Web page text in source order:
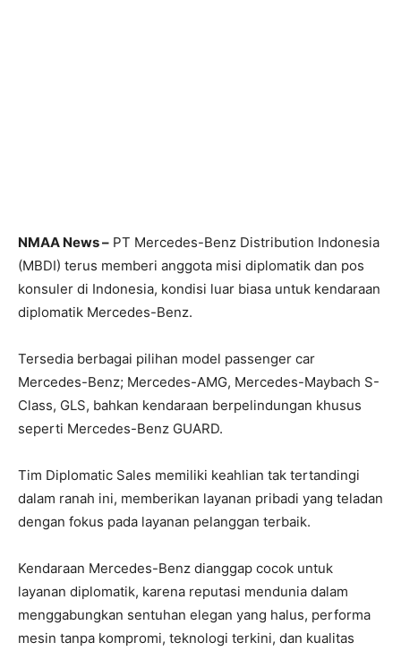
NMAA News – PT Mercedes-Benz Distribution Indonesia
(MBDI) terus memberi anggota misi diplomatik dan pos
konsuler di Indonesia, kondisi luar biasa untuk kendaraan
diplomatik Mercedes-Benz.
Tersedia berbagai pilihan model passenger car
Mercedes-Benz; Mercedes-AMG, Mercedes-Maybach S-
Class, GLS, bahkan kendaraan berpelindungan khusus
seperti Mercedes-Benz GUARD.
Tim Diplomatic Sales memiliki keahlian tak tertandingi
dalam ranah ini, memberikan layanan pribadi yang teladan
dengan fokus pada layanan pelanggan terbaik.
Kendaraan Mercedes-Benz dianggap cocok untuk
layanan diplomatik, karena reputasi mendunia dalam
menggabungkan sentuhan elegan yang halus, performa
mesin tanpa kompromi, teknologi terkini, dan kualitas